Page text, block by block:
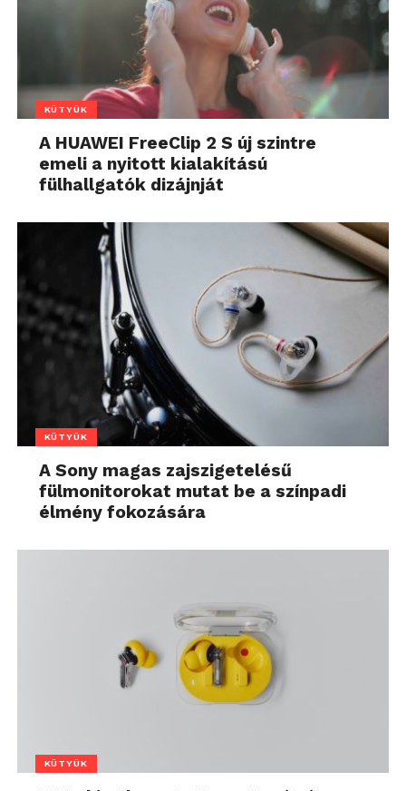
KÜTYÜK
A HUAWEI FreeClip 2 S új szintre
emeli a nyitott kialakítású
fülhallgatók dizájnját
KÜTYÜK
A Sony magas zajszigetelésű
fülmonitorokat mutat be a színpadi
élmény fokozására
KÜTYÜK